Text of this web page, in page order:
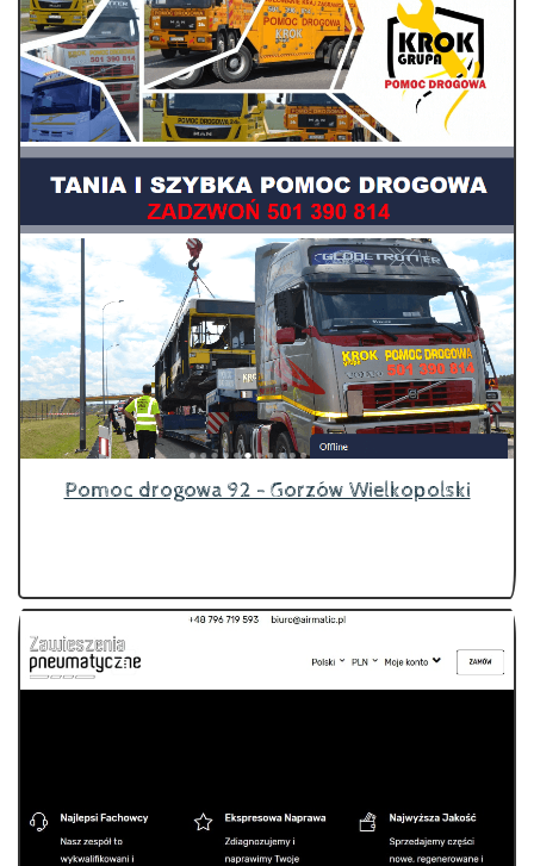
Pomoc drogowa 92 - Gorzów Wielkopolski